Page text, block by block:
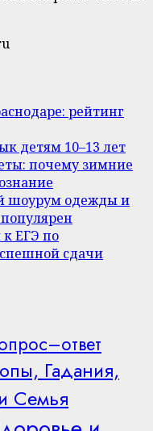
рейтинг
детям 10–13 лет
почему зимние
шоурум одежды и
ЕГЭ по
сдачи
Гадания,
Семья